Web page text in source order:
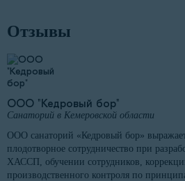
Отзывы
ООО "Кедровый бор"
Санаторий в Кемеровской области
ООО санаторий «Кедровый бор»
плодотворное сотрудничество при
ХАССП, обучении сотрудников,
производственного контроля по